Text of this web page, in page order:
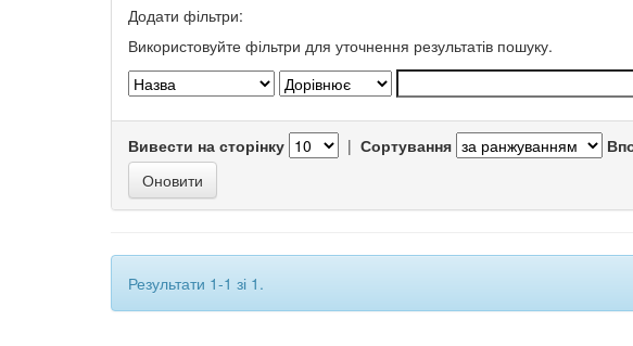
Додати фільтри:
Використовуйте фільтри для уточнення результатів пошуку.
Вивести на сторінку | Сортування
Результати 1-1 зі 1.